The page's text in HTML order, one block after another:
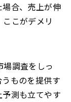
合、売上が伸
こがデメリ
調査をしっ
ものを提供す
測も立てやす